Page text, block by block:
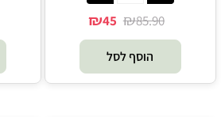
₪85.90
₪45
הוסף לסל